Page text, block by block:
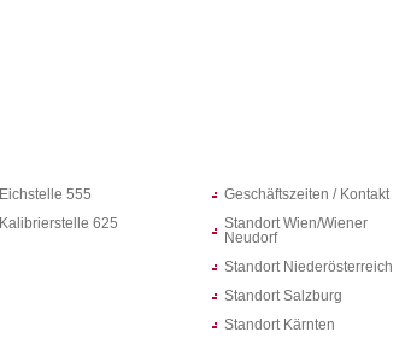
Eichstelle 555
Kalibrierstelle 625
Geschäftszeiten / Kontakt
Standort Wien/Wiener
Neudorf
Standort Niederösterreich
Standort Salzburg
Standort Kärnten